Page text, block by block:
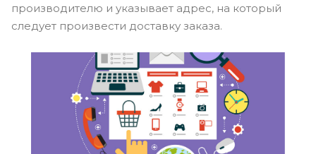
производителю и указывает адрес, на который
следует произвести доставку заказа.